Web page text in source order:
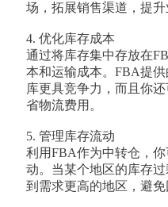
场，拓展销售渠道，提升
4. 优化库存成本
通过将库存集中存放在
本和运输成本。FBA提
库更具竞争力，而且你
省物流费用。
5. 管理库存流动
利用FBA作为中转仓，
动。当某个地区的库存
到需求更高的地区，避